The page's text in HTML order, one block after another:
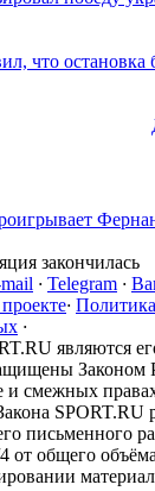
что
закончилась
· Telegram ·
·
·
являются
Законом
и смежных
SPORT.RU
письменного
общего